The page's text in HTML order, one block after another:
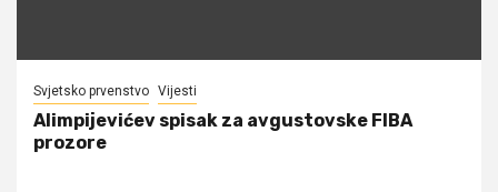
Svjetsko prvenstvo Vijesti
Alimpijevićev spisak za avgustovske FIBA
prozore